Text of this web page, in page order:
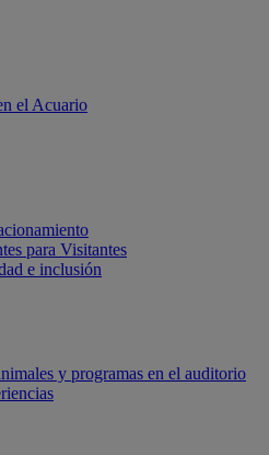
el Acuario
para Visitantes
e inclusión
y programas en el auditorio